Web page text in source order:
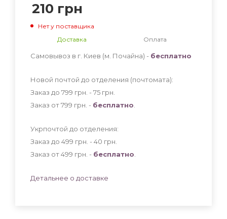
210 грн
Нет у поставщика
Доставка
Оплата
Самовывоз в г. Киев (м. Почайна) - бесплатно
Новой почтой до отделения (почтомата):
Заказ до 799 грн. - 75 грн
Заказ от 799 грн. - бесплатно
Укрпочтой до отделения:
Заказ до 499 грн. - 40 грн
Заказ от 499 грн. - бесплатно
Детальнее о доставке